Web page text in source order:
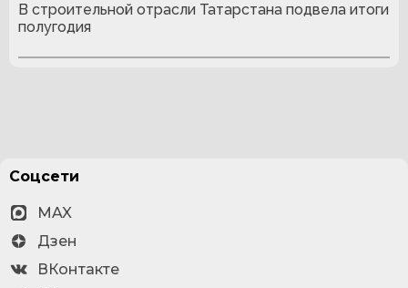
В строительной отрасли Татарстана подвела итоги
полугодия
Соцсети
MAX
Дзен
ВКонтакте